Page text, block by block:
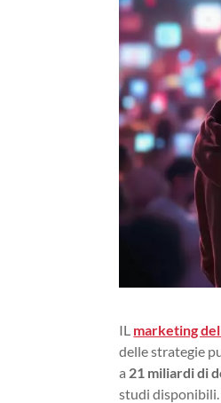
IL marketing
delle strategie
a 21 miliardi di
studi